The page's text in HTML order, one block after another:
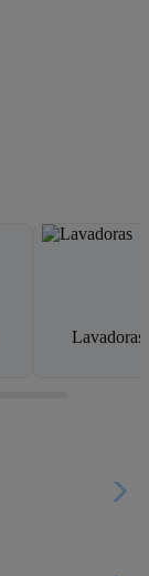
Lavadoras